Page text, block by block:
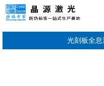
光刻板全